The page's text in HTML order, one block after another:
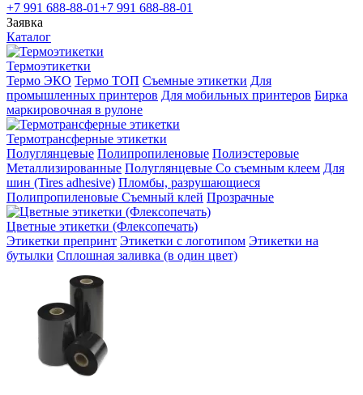
+7 991 688-88-01+7 991 688-88-01
Заявка
Каталог
Термоэтикетки
Термо ЭКО Термо ТОП Съемные этикетки Для
промышленных принтеров Для мобильных принтеров Бирка
маркировочная в рулоне
Термотрансферные этикетки
Полуглянцевые Полипропиленовые Полиэстеровые
Металлизированные Полуглянцевые Со съемным клеем Для
шин (Tires adhesive) Пломбы, разрушающиеся
Полипропиленовые Съемный клей Прозрачные
Цветные этикетки (Флексопечать)
Этикетки препринт Этикетки с логотипом Этикетки на
бутылки Сплошная заливка (в один цвет)